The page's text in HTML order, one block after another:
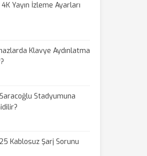
Yayın İzleme Ayarları
Klavye Aydınlatma
Stadyumuna
Kablosuz Şarj Sorunu